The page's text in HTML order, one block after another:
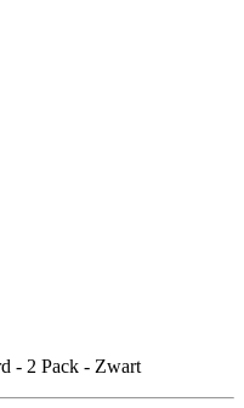
- 2 Pack - Zwart